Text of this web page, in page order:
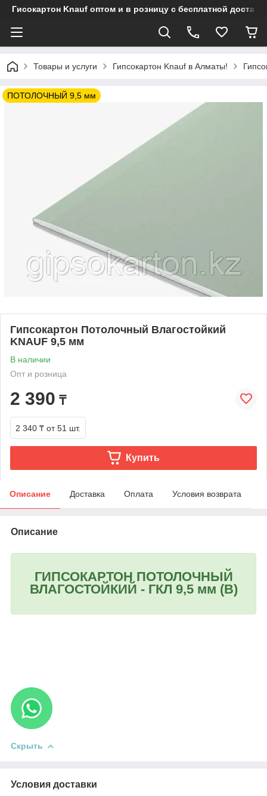
Гисокартон Knauf оптом и в розницу с бесплатной
Товары и услуги Гипсокартон Knauf в Алматы!
ПОТОЛОЧНЫЙ 9,5 мм
Гипсокартон Потолочный Влагостойкий
KNAUF 9,5 мм
В наличии
Опт и розница
2 390 ₸
2 340 ₸ от 51 шт.
Купить
Описание Доставка Оплата Условия возврата
Описание
ГИПСОКАРТОН ПОТОЛОЧНЫЙ
ВЛАГОСТОЙКИЙ - ГКЛ 9,5 мм (В)
Скрыть
Условия доставки